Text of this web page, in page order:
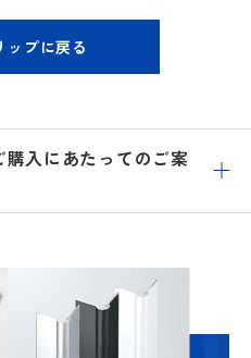
ップに戻る
購入にあたってのご案